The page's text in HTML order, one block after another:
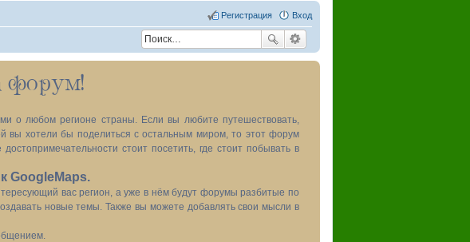
Вход
Регистрация
форум!
о любом регионе страны. Если вы любите путешествовать,
вы хотели бы поделиться с остальным миром, то этот форум
стоит посетить, где стоит побывать в
GoogleMaps.
вас регион, а уже в нём будут форумы разбитые по
новые темы. Также вы можете добавлять свои мысли в